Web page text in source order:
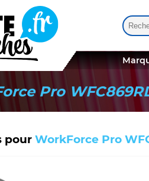
Pro
pour WorkForce Pro